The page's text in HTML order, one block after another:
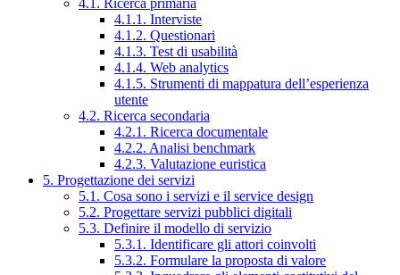
4.1. Ricerca primaria
4.1.1. Interviste
4.1.2. Questionari
4.1.3. Test di usabilità
4.1.4. Web analytics
4.1.5. Strumenti di mappatura dell’esperienza
utente
4.2. Ricerca secondaria
4.2.1. Ricerca documentale
4.2.2. Analisi benchmark
4.2.3. Valutazione euristica
5. Progettazione dei servizi
5.1. Cosa sono i servizi e il service design
5.2. Progettare servizi pubblici digitali
5.3. Definire il modello di servizio
5.3.1. Identificare gli attori coinvolti
5.3.2. Formulare la proposta di valore